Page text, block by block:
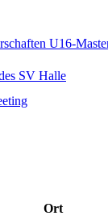
U16-
SV Halle
Ort